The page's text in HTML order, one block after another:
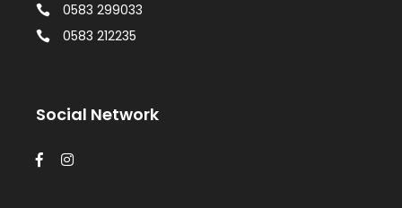
0583 299033
0583 212235
Social Network